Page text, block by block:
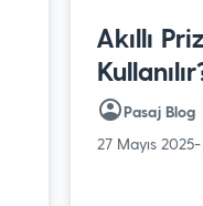
Akıllı
Pasaj Blog
27 Mayıs 2025-